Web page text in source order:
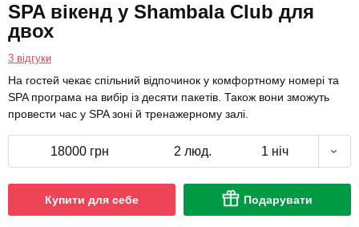
SPA вікенд у Shambala Club для
двох
3 відгуки
На гостей чекає спільний відпочинок у комфортному номері та
SPA програма на вибір із десяти пакетів. Також вони зможуть
провести час у SPA зоні й тренажерному залі.
18000 грн 2 люд. 1 ніч
Купити для себе Подарувати